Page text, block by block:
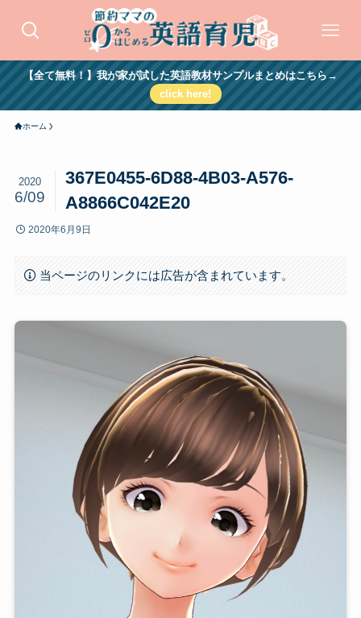
【全て無料！】我が家が試した英語教材サンプルまとめはこちら→
click here!
ホーム
367E0455-6D88-4B03-A576-
A8866C042E20
2020
6/09
2020年6月9日
当ページのリンクには広告が含まれています。